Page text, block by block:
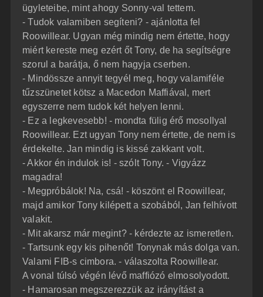
ügyleteibe, mint ahogy Sonny-val tettem.
- Tudok valamiben segíteni? - ajánlotta fel
Roowillear. Ugyan még mindig nem értette, hogy
miért kereste meg ezért őt Tony, de ha segítségre
szorul a barátja, ő nem hagyja cserben.
- Mindössze annyit tegyél meg, hogy valamiféle
tűzszünetet kötsz a Macedon Maffiával, mert
egyszerre nem tudok két helyen lenni.
- Ez a legkevesebb! - mondta fülig érő mosollyal
Roowillear. Ezt ugyan Tony nem értette, de nem is
érdekelte. Jan mindig is kissé zakkant volt.
- Akkor én indulok is! - szólt Tony. - Vigyázz
magadra!
- Megpróbálok! Na, csá! - köszönt el Roowillear,
majd amikor Tony kilépett a szobából, Jan felhívott
valakit.
- Mit akarsz már megint? - kérdezte az ismeretlen.
- Tartsunk egy kis pihenőt! Tonynak más dolga van.
Valami FIB-s cimbora. - válaszolta Roowillear.
A vonal túlsó végén lévő maffiózó elmosolyodott.
- Hamarosan megszerezzük az irányítást a